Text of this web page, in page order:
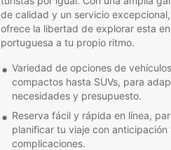
de calidad y un servicio
ofrece la libertad de explorar esta
portuguesa a tu propio ritmo.
Variedad de opciones de
compactos hasta SUVs, para
necesidades y presupuesto.
Reserva fácil y rápida en línea,
planificar tu viaje con anticipación
complicaciones.